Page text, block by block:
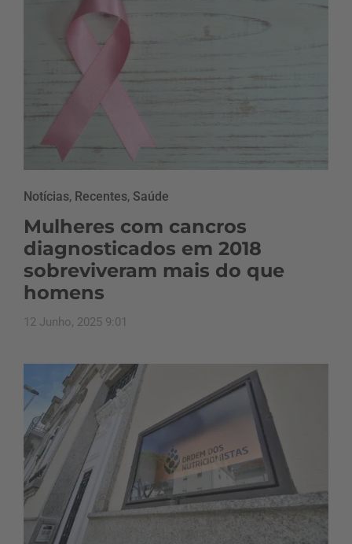
Notícias, Recentes, Saúde
Mulheres com cancros
diagnosticados em 2018
sobreviveram mais do que
homens
12 Junho, 2025 9:01